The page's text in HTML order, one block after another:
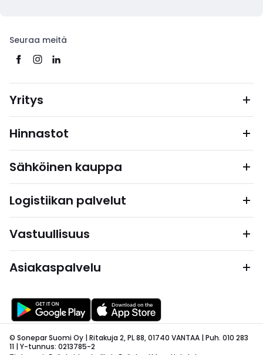
Seuraa meitä
Yritys
Hinnastot
Sähköinen kauppa
Logistiikan palvelut
Vastuullisuus
Asiakaspalvelu
© Sonepar Suomi Oy | Ritakuja 2, PL 88, 01740 VANTAA | Puh. 010 283
11 | Y-tunnus: 0213785-2